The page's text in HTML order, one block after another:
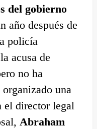
del gobierno
año después de
policía
acusa de
no ha
una
el director legal
Abraham